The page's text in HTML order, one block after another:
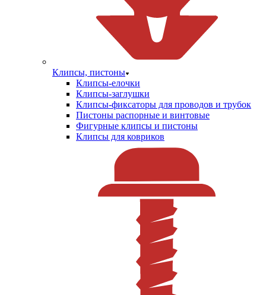
Клипсы, пистоны
Клипсы-елочки
Клипсы-заглушки
Клипсы-фиксаторы для проводов и трубок
Пистоны распорные и винтовые
Фигурные клипсы и пистоны
Клипсы для ковриков